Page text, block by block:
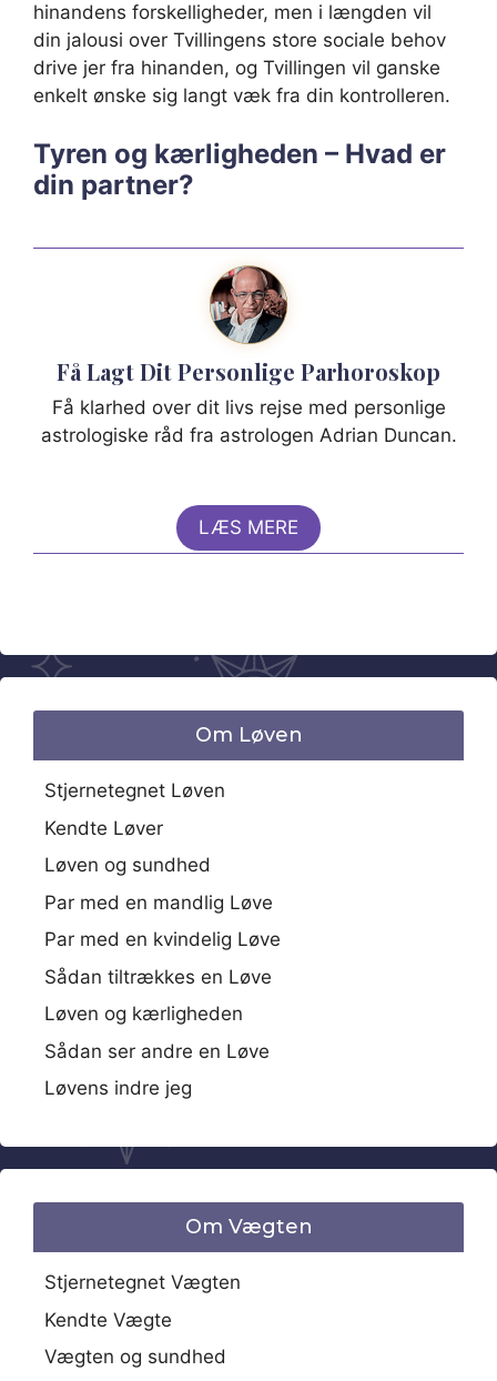
hinandens forskelligheder, men i længden vil
din jalousi over Tvillingens store sociale behov
drive jer fra hinanden, og Tvillingen vil ganske
enkelt ønske sig langt væk fra din kontrolleren.
Tyren og kærligheden – Hvad er
din partner?
Få Lagt Dit Personlige Parhoroskop
Få klarhed over dit livs rejse med personlige
astrologiske råd fra astrologen Adrian Duncan.
LÆS MERE
Om Løven
Stjernetegnet Løven
Kendte Løver
Løven og sundhed
Par med en mandlig Løve
Par med en kvindelig Løve
Sådan tiltrækkes en Løve
Løven og kærligheden
Sådan ser andre en Løve
Løvens indre jeg
Om Vægten
Stjernetegnet Vægten
Kendte Vægte
Vægten og sundhed